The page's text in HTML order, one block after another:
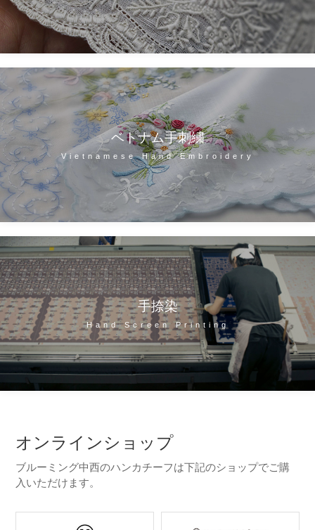
ベトナム手刺繍
Vietnamese Hand Embroidery
手捺染
Hand Screen Printing
オンラインショップ
ブルーミング中西のハンカチーフは下記のショップでご購
入いただけます。